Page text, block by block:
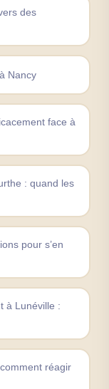
des
Nancy
face à
: quand les
pour s’en
à Lunéville :
réagir